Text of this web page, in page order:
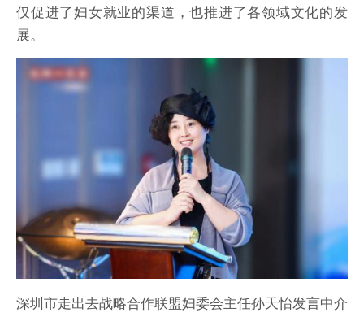
仅促进了妇女就业的渠道，也推进了各领域文化的发
展。
深圳市走出去战略合作联盟妇委会主任孙天怡发言中介